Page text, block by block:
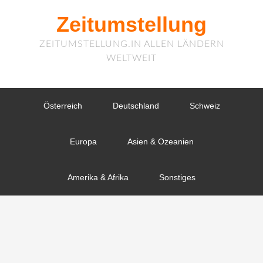
Zeitumstellung
ZEITUMSTELLUNG.IN ALLEN LÄNDERN
WELTWEIT
Österreich Deutschland Schweiz
Europa Asien & Ozeanien
Amerika & Afrika Sonstiges